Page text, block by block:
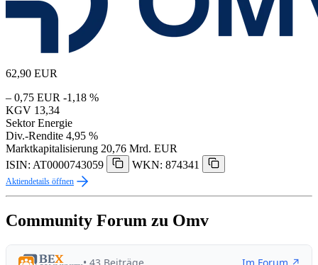
62,90 EUR
– 0,75 EUR -1,18 %
KGV 13,34
Sektor Energie
Div.-Rendite 4,95 %
Marktkapitalisierung 20,76 Mrd. EUR
ISIN: AT0000743059
WKN: 874341
Aktiendetails öffnen
Community Forum zu Omv